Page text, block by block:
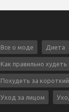
Все о моде Диета
Как правильно худеть
Похудеть за
Уход за лицом